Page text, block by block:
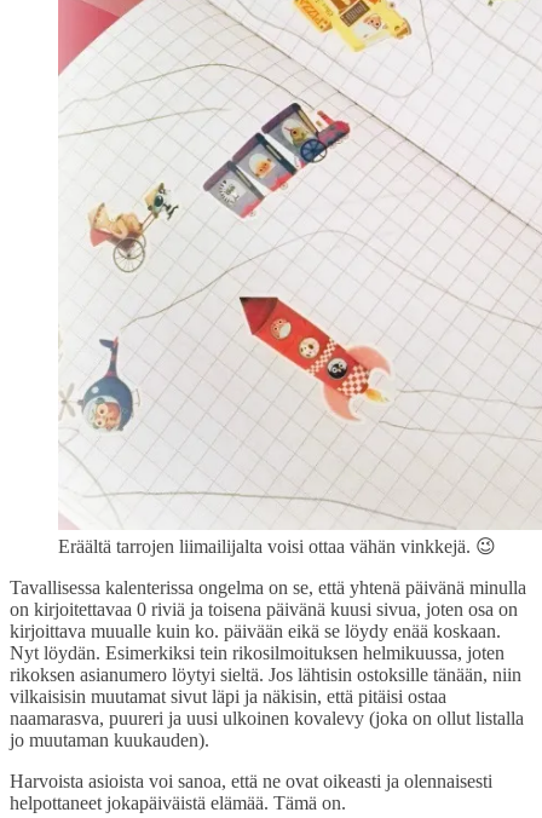
Eräältä tarrojen liimailijalta voisi ottaa vähän vinkkejä. 😉
Tavallisessa kalenterissa ongelma on se, että yhtenä päivänä minulla
on kirjoitettavaa 0 riviä ja toisena päivänä kuusi sivua, joten osa on
kirjoittava muualle kuin ko. päivään eikä se löydy enää koskaan.
Nyt löydän. Esimerkiksi tein rikosilmoituksen helmikuussa, joten
rikoksen asianumero löytyi sieltä. Jos lähtisin ostoksille tänään, niin
vilkaisisin muutamat sivut läpi ja näkisin, että pitäisi ostaa
naamarasva, puureri ja uusi ulkoinen kovalevy (joka on ollut listalla
jo muutaman kuukauden).
Harvoista asioista voi sanoa, että ne ovat oikeasti ja olennaisesti
helpottaneet jokapäiväistä elämää. Tämä on.